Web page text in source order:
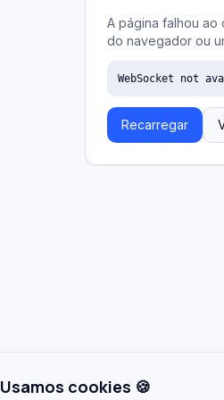
A página falhou ao
do navegador ou
WebSocket not
Recarregar
Usamos cookies 🍪